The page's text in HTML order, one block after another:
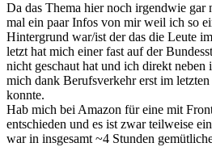
Da das Thema hier noch irgendwie gar
mal ein paar Infos von mir weil ich so
Hintergrund war/ist der das die Leute
letzt hat mich einer fast auf der
nicht geschaut hat und ich direkt neben
mich dank Berufsverkehr erst im
konnte.
Hab mich bei Amazon für eine mit
entschieden und es ist zwar teilweise
war in insgesamt ~4 Stunden